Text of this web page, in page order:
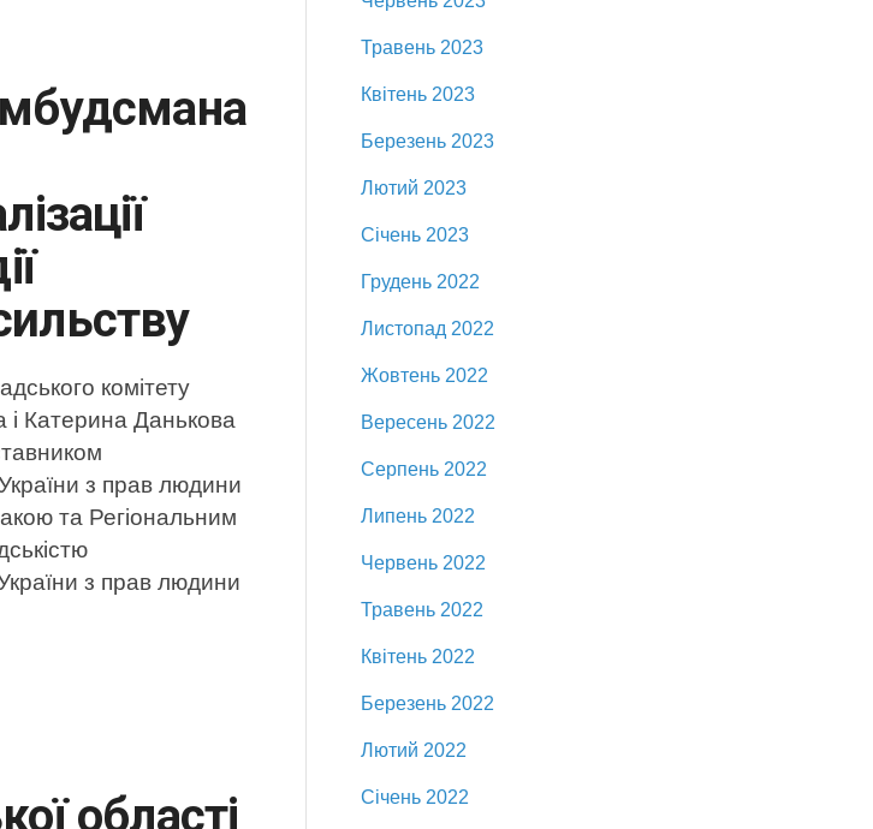
комітету
і Катерина Данькова
з прав людини
та Регіональним
з прав людини
області
Травень 2023
Квітень 2023
Березень 2023
Лютий 2023
Січень 2023
Грудень 2022
Листопад 2022
Жовтень 2022
Вересень 2022
Серпень 2022
Липень 2022
Червень 2022
Травень 2022
Квітень 2022
Березень 2022
Лютий 2022
Січень 2022